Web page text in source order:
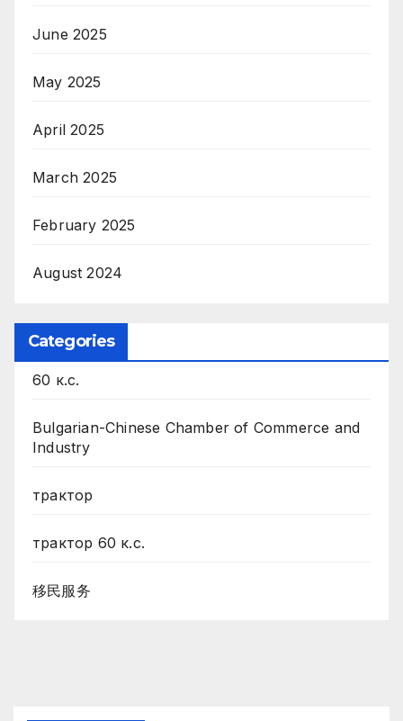
June 2025
May 2025
April 2025
March 2025
February 2025
August 2024
Categories
60 к.с.
Bulgarian-Chinese Chamber of Commerce and
Industry
трактор
трактор 60 к.с.
移民服务